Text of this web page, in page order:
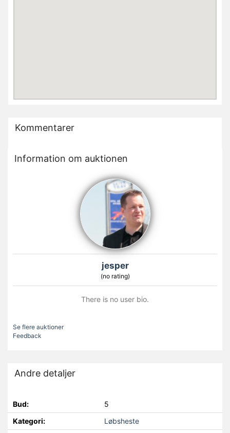
Kommentarer
Information om auktionen
jesper
(no rating)
There is no user bio.
Se flere auktioner
Feedback
Andre detaljer
Bud:
5
Kategori:
Løbsheste